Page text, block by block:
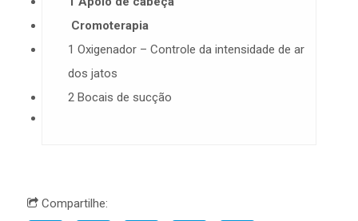
Cromoterapia
1 Oxigenador – Controle da intensidade de ar
dos jatos
2 Bocais de sucção
Compartilhe: